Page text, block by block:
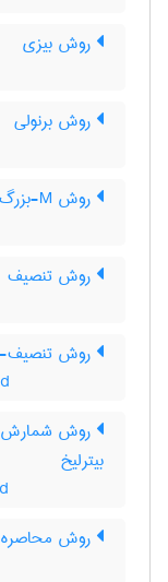
روش بیزی
روش برنولی
روش M-بزرگ
روش تنصیف
روش
روش شمارش
بیترلیخ
روش